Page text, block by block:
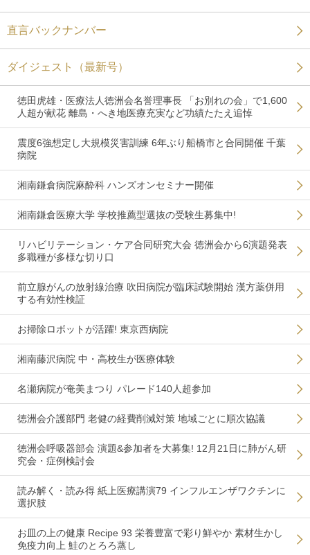
直言バックナンバー
ダイジェスト（最新号）
徳田虎雄・医療法人徳洲会名誉理事長 「お別れの会」で1,600
人超が献花 離島・へき地医療充実など功績たたえ追悼
震度6強想定し大規模災害訓練 6年ぶり船橋市と合同開催 千葉
病院
湘南鎌倉病院麻酔科 ハンズオンセミナー開催
湘南鎌倉医療大学 学校推薦型選抜の受験生募集中!
リハビリテーション・ケア合同研究大会 徳洲会から6演題発表
多職種が多様な切り口
前立腺がんの放射線治療 吹田病院が臨床試験開始 漢方薬併用
する有効性検証
お掃除ロボットが活躍! 東京西病院
湘南藤沢病院 中・高校生が医療体験
名瀬病院が奄美まつり パレード140人超参加
徳洲会介護部門 老健の経費削減対策 地域ごとに順次協議
徳洲会呼吸器部会 演題&参加者を大募集! 12月21日に肺がん研
究会・症例検討会
読み解く・読み得 紙上医療講演79 インフルエンザワクチンに
選択肢
お皿の上の健康 Recipe 93 栄養豊富で彩り鮮やか 素材生かし
免疫力向上 鮭のとろろ蒸し